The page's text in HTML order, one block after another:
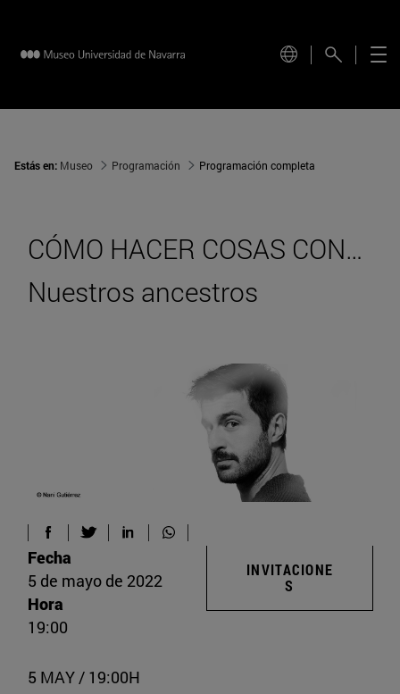
Estás en: Museo Programación Programación completa
CÓMO HACER COSAS CON…
Nuestros ancestros
5 MAY / 19:00H
Fecha
5 de mayo de 2022
Hora
19:00
INVITACIONE
S